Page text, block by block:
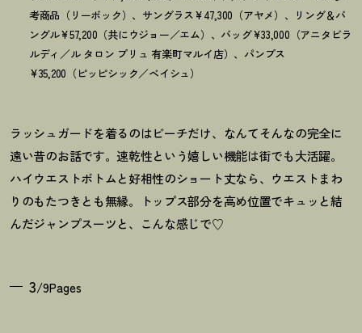
考商品（リーボック）、サングラス¥47,300（アヤメ）、リング＆バ
ングル¥57,200（共にウジョー／エム）、バッグ¥33,000（アニタビラ
ルディ／ル タロン プリュ 有楽町マルイ店）、パンプス
¥35,200（ピッピシック／ベイシュ）
ラッシュガードを着るのはビーチだけ、なんてそんなの完全に
遠い昔のお話です。速乾性という嬉しい機能は街でも大活躍。
ハイウエストボトムと好相性のショート丈なら、ウエストまわ
りのもたつきとも無縁。トップス部分を高め位置でキュッと結
んだジャンプスーツと、こんな感じで♡
3/9Pages